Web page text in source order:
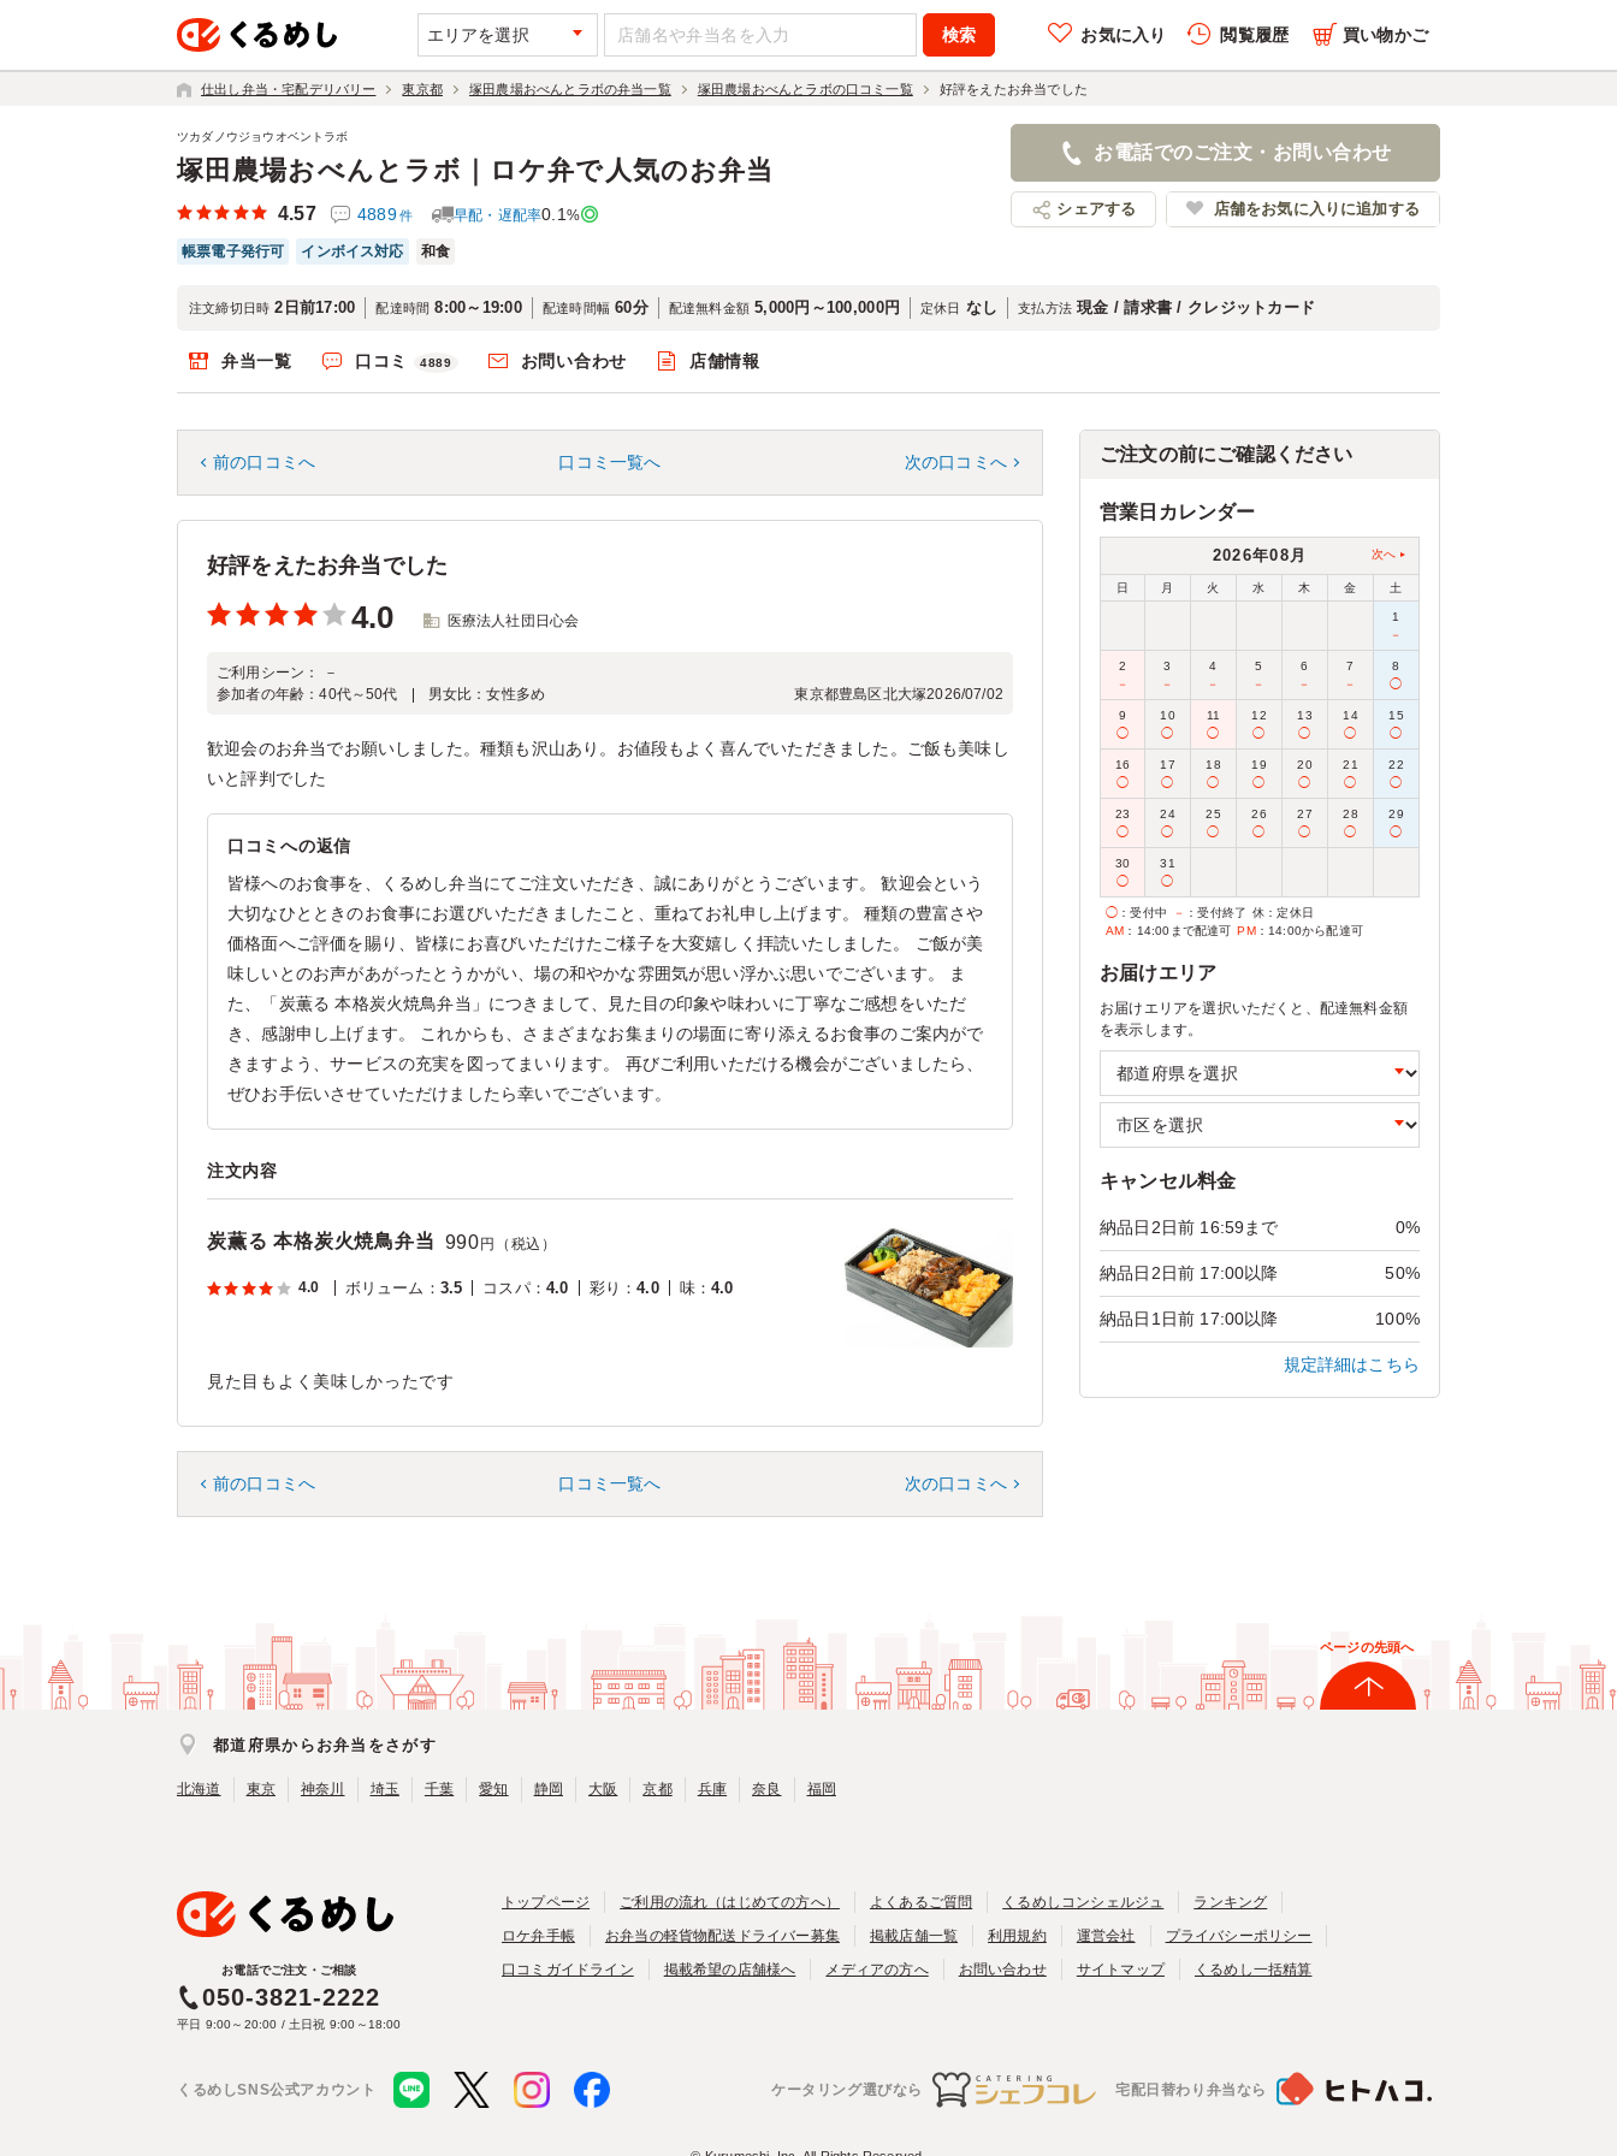
エリアを選択 お気に入り 閲覧履歴 買い物かご
仕出し弁当・宅配デリバリー 東京都 塚田農場おべんとラボの弁当一覧 塚田農場おべんとラボの口コミ一覧 好評をえたお弁当でした
塚田農場おべんとラボ｜ロケ弁で人気のお弁当
ツカダノウジョウオベントラボ
4.57 4889件 早配・遅配率0.1 %
帳票電子発行可 インボイス対応 和食
お電話でのご注文・お問い合わせ
シェアする 店舗をお気に入りに追加する
注文締切日時 2日前17:00 配達時間 8:00～19:00 配達時間幅 60分 配達無料金額 5,000円～100,000円 定休日 なし 支払方法 現金 / 請求書 / クレジットカード
弁当一覧 口コミ 4889 お問い合わせ 店舗情報
前の口コミへ 口コミ一覧へ 次の口コミへ
好評をえたお弁当でした
4.0 医療法人社団日心会
ご利用シーン：
－
参加者の年齢：40代～50代 男女比：女性多め 東京都豊島区北大塚2026/07/02
歓迎会のお弁当でお願いしました。種類も沢山あり。お値段もよく喜んでいただきました。ご飯も美味し
いと評判でした
口コミへの返信
皆様へのお食事を、くるめし弁当にてご注文いただき、誠にありがとうございます。 歓迎会という
大切なひとときのお食事にお選びいただきましたこと、重ねてお礼申し上げます。 種類の豊富さや
価格面へご評価を賜り、皆様にお喜びいただけたご様子を大変嬉しく拝読いたしました。 ご飯が美
味しいとのお声があがったとうかがい、場の和やかな雰囲気が思い浮かぶ思いでございます。 ま
た、「炭薫る 本格炭火焼鳥弁当」につきまして、見た目の印象や味わいに丁寧なご感想をいただ
き、感謝申し上げます。 これからも、さまざまなお集まりの場面に寄り添えるお食事のご案内がで
きますよう、サービスの充実を図ってまいります。 再びご利用いただける機会がございましたら、
ぜひお手伝いさせていただけましたら幸いでございます。
注文内容
炭薫る 本格炭火焼鳥弁当 990 円（税込）
4.0 ボリューム ： 3.5 コスパ： 4.0 彩り ：4.0 味：4.0
見た目もよく美味しかったです
前の口コミへ 口コミ一覧へ 次の口コミへ
ご注文の前にご確認ください
営業日カレンダー
2026年08月 次へ
日 月 火 水 木 金 土
1
－
2
－
3
－
4
－
5
－
6
－
7
－
8
◯
9
◯
10
◯
11
◯
12
◯
13
◯
14
◯
15
◯
16
◯
17
◯
18
◯
19
◯
20
◯
21
◯
22
◯
23
◯
24
◯
25
◯
26
◯
27
◯
28
◯
29
◯
30
◯
31
◯
◯ ：受付中 － ：受付終了 休 ：定休日
AM ：14:00まで配達可 PM：14:00から配達可
お届けエリア
お届けエリアを選択いただくと、配達無料金額
を表示します。
キャンセル料金
納品日2日前 16:59まで 0%
納品日2日前 17:00以降 50%
納品日1日前 17:00以降 100%
規定詳細はこちら
ページの先頭へ
都道府県からお弁当をさがす
北海道 東京 神奈川 埼玉 千葉 愛知 静岡 大阪 京都 兵庫 奈良 福岡
お電話でご注文・ご相談
050-3821-2222
平日 9:00～20:00 / 土日祝 9:00～18:00
トップページ ご利用の流れ（はじめての方へ） よくあるご質問 くるめしコンシェルジュ
ランキング
ロケ弁手帳
お弁当の軽貨物配送ドライバー募集 掲載店舗一覧 利用規約 運営会社
プライバシーポリシー
口コミガイドライン
掲載希望の店舗様へ メディアの方へ お問い合わせ サイトマップ くるめし一括精算
くるめしSNS公式アカウント ケータリング選びなら 宅配日替わり弁当なら